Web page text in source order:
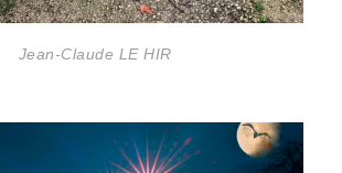
Jean-Claude LE HIR